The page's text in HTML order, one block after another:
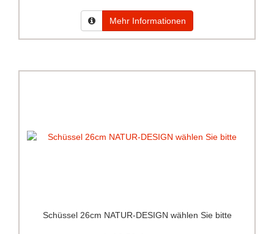
Mehr Informationen
Schüssel 26cm NATUR-DESIGN wählen Sie bitte